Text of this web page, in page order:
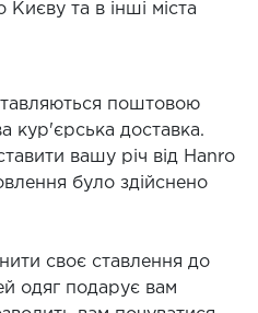
та в інші міста
поштовою
кур'єрська доставка.
вашу річ від Hanro
було здійснено
своє ставлення до
одяг подарує вам